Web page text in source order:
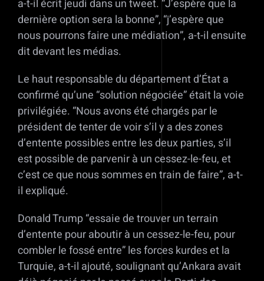
a-t-il écrit jeudi dans un tweet. “J’espère que la
dernière option sera la bonne”, “j’espère que
nous pourrons faire une médiation”, a-t-il ensuite
dit devant les médias.
Le haut responsable du département d’État a
confirmé qu’une “solution négociée” était la voie
privilégiée. “Nous avons été chargés par le
président de tenter de voir s’il y a des zones
d’entente possibles entre les deux parties, s’il
est possible de parvenir à un cessez-le-feu, et
c’est ce que nous sommes en train de faire”, a-t-
il expliqué.
Donald Trump “essaie de trouver un terrain
d’entente pour aboutir à un cessez-le-feu, pour
combler le fossé entre” les forces kurdes et la
Turquie, a-t-il ajouté, soulignant qu’Ankara avait